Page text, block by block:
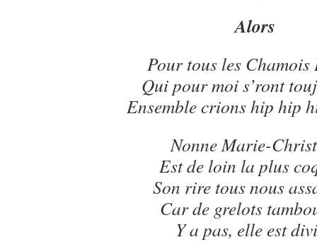
Alors
Pour tous les Chamois
Qui pour moi s’ront
Ensemble crions hip hip
Nonne Marie-
Est de loin la plus
Son rire tous nous
Car de grelots
Y a pas, elle est